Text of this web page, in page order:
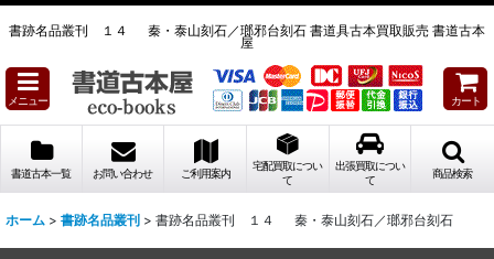
書跡名品叢刊 １４ 秦・泰山刻石／瑯邪台刻石 書道具古本買取販売 書道古本
屋
メニュー カート
書道古本一覧 お問い合わせ ご利用案内
宅配買取につい
て
出張買取につい
て
商品検索
ホーム > 書跡名品叢刊 > 書跡名品叢刊 １４ 秦・泰山刻石／瑯邪台刻石